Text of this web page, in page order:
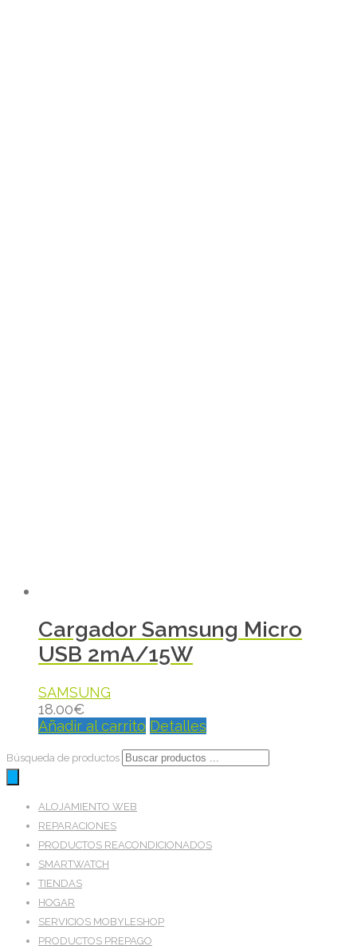
Cargador Samsung Micro
USB 2mA/15W
SAMSUNG
18.00€
Añadir al carrito Detalles
Búsqueda de productos
ALOJAMIENTO WEB
REPARACIONES
PRODUCTOS REACONDICIONADOS
SMARTWATCH
TIENDAS
HOGAR
SERVICIOS MOBYLESHOP
PRODUCTOS PREPAGO